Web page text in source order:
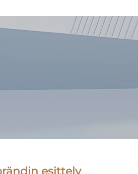
esittely